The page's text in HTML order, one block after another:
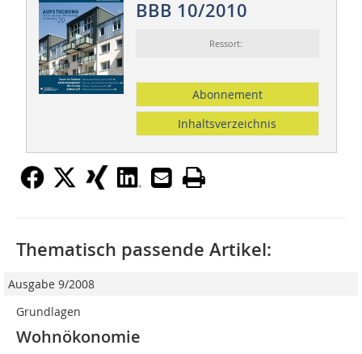
BBB 10/2010
Ressort:
Abonnement
Inhaltsverzeichnis
Thematisch passende Artikel:
Ausgabe 9/2008
Grundlagen
Wohnökonomie